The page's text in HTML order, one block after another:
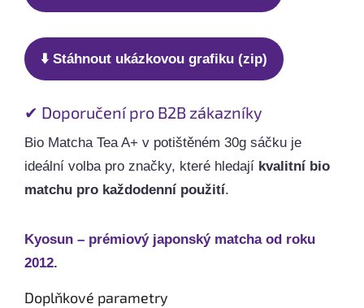
⬇️ Stáhnout ukázkovou grafiku (zip)
✔ Doporučení pro B2B zákazníky
Bio Matcha Tea A+ v potištěném 30g sáčku je
ideální volba pro značky, které hledají kvalitní bio
matchu pro každodenní použití.
Kyosun – prémiový japonský matcha od roku
2012.
Doplňkové parametry